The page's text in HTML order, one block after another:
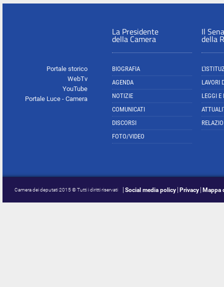
Portale storico
WebTv
YouTube
Portale Luce - Camera
La Presidente
della Camera
BIOGRAFIA
AGENDA
NOTIZIE
COMUNICATI
DISCORSI
FOTO/VIDEO
Il
della
LAVORI
LEGGI E
Camera dei deputati 2015 © Tutti i diritti riservati Social media policy Privacy Mappa